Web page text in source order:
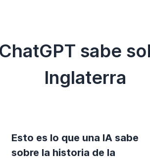
sabe
Inglaterra
Esto es lo que una IA sabe
sobre la historia de la